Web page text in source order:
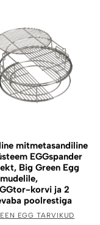
mitmetasandiline
EGGspander
Big Green Egg
korvi ja 2
poolrestiga
EGG TARVIKUD